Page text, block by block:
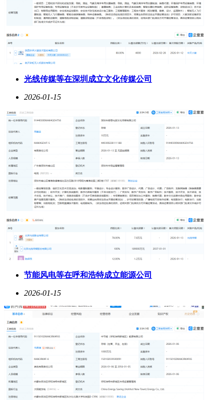
光线传媒等在深圳成立文化传媒公司
2026-01-15
节能风电等在呼和浩特成立能源公司
2026-01-15